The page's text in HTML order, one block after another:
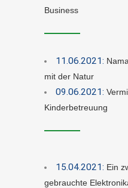
Business
11.06.2021:
mit der Natur
09.06.2021:
Kinderbetreuung
15.04.2021: Ein
gebrauchte